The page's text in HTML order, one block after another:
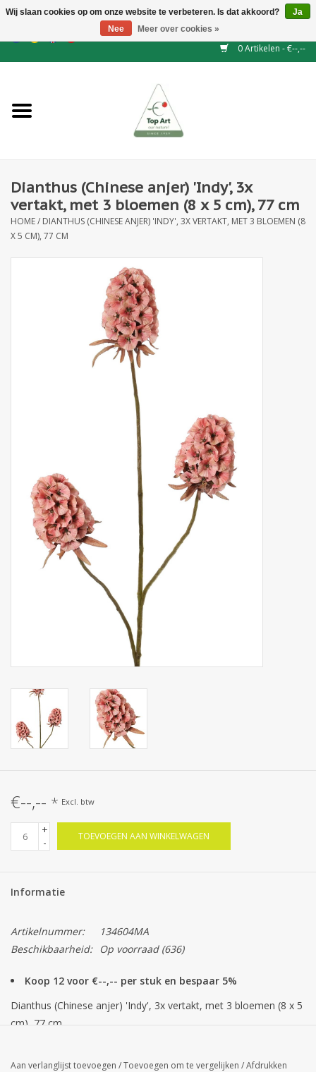
EUR/GBP/CHF
0 Artikelen - €--,--
NIEUW
Binderij
Kunstbloemen
Blad - en Bessentakken
Dianthus (Chinese anjer) 'Indy', 3x
vertakt, met 3 bloemen (8 x 5 cm), 77 cm
HOME/ DIANTHUS (CHINESE ANJER) 'INDY', 3X VERTAKT, MET 3 BLOEMEN (8
X 5 CM), 77 CM
€--,-- * Excl. btw
+
-
TOEVOEGEN AAN WINKELWAGEN
Informatie
Artikelnummer:
134604MA
Beschikbaarheid:
Op voorraad(636)
Koop 12 voor €--,-- per stuk en bespaar 5%
Dianthus (Chinese anjer) 'Indy', 3x vertakt, met 3 bloemen (8 x 5
cm), 77 cm
Aan verlanglijst toevoegen /Toevoegen om te vergelijken /Afdrukken
Wij slaan cookies op om onze website te verbeteren. Is dat akkoord?
Ja
Nee
Meer over cookies »